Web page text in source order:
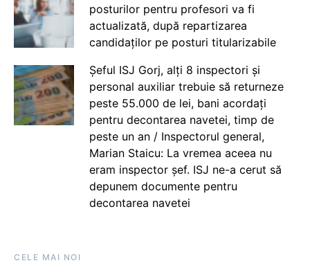
posturilor pentru profesori va fi
actualizată, după repartizarea
candidaților pe posturi titularizabile
Șeful ISJ Gorj, alți 8 inspectori și
personal auxiliar trebuie să returneze
peste 55.000 de lei, bani acordați
pentru decontarea navetei, timp de
peste un an / Inspectorul general,
Marian Staicu: La vremea aceea nu
eram inspector șef. ISJ ne-a cerut să
depunem documente pentru
decontarea navetei
CELE MAI NOI